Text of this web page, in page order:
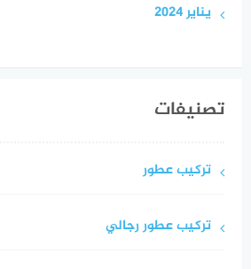
يناير 2024
تصنيفات
تركيب عطور
تركيب عطور رجالي